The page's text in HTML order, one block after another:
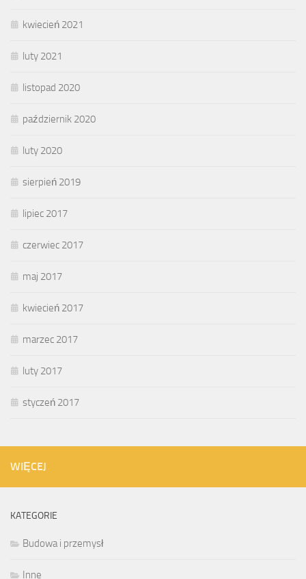
kwiecień 2021
luty 2021
listopad 2020
październik 2020
luty 2020
sierpień 2019
lipiec 2017
czerwiec 2017
maj 2017
kwiecień 2017
marzec 2017
luty 2017
styczeń 2017
WIĘCEJ
KATEGORIE
Budowa i przemysł
Inne